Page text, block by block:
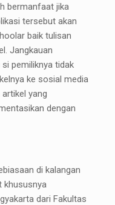
bermanfaat jika
tersebut akan
baik tulisan
Jangkauan
pemiliknya tidak
ke sosial media
yang
dengan
di kalangan
khususnya
dari Fakultas